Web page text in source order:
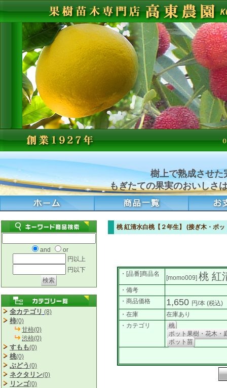
樹上で熟成させた
もぎたての果実のおいしさ
and
or
円以上
円以下
全カテゴリ (8)
柿(0)
甘柿(0)
渋柿(0)
すもも(0)
桃(0)
ぶどう (0)
ネクタリン(0)
リンゴ(0)
桃 紅清水白桃【２年生】 (接ぎ木・ポッ
・[品番]商品名
[momo009] 桃 紅
・備考
・商品価格
1,650 円/本 (税込)
・在庫
在庫あり
・カテゴリ
桃
ポット果樹・花木・
ポット苗